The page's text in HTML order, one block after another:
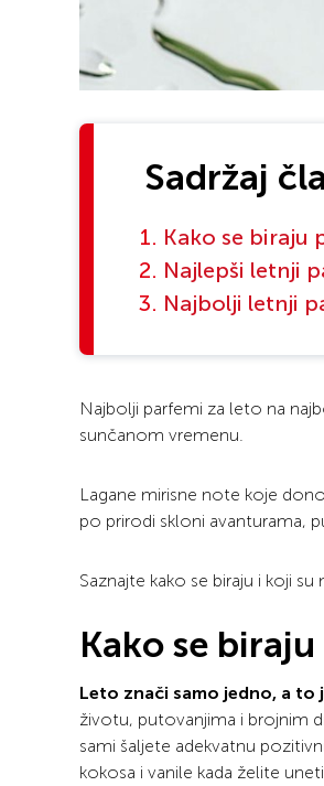
Sadržaj
Kako se biraju
Najlepši letnji
Najbolji letnji
Najbolji parfemi za leto na
sunčanom vremenu.
Lagane mirisne note koje
po prirodi skloni avanturama,
Saznajte kako se biraju i koji
Kako se
Leto znači samo jedno, a to
životu, putovanjima i brojnim
sami šaljete adekvatnu
kokosa i vanile kada želite